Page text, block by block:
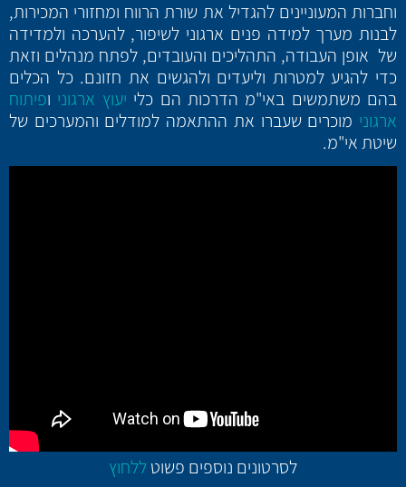
וחברות המעוניינים להגדיל את שורת הרווח ומחזורי המכירות,
לבנות מערך למידה פנים ארגוני לשיפור, להערכה ולמדידה
של אופן העבודה, התהליכים והעובדים, לפתח מנהלים וזאת
כדי להגיע למטרות וליעדים ולהגשים את חזונם. כל הכלים
בהם משתמשים באי"מ הדרכות הם כלי יעוץ ארגוני ופיתוח
ארגוני מוכרים שעברו את ההתאמה למודלים והמערכים של
שיטת אי"מ.
לסרטונים נוספים פשוטללחוץ